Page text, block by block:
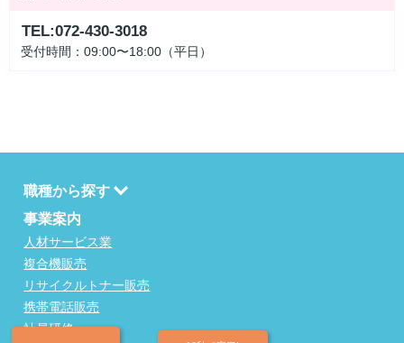
TEL:072-430-3018
受付時間：09:00〜18:00（平日）
職種から探す
事業案内
人材サービス業
複合機販売
リサイクルトナー販売
携帯電話販売
社員研修